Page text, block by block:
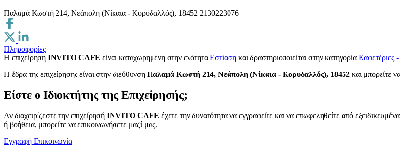
Παλαμά Κωστή 214, Νεάπολη (Νίκαια - Κορυδαλλός), 18452 2130223076
Πληροφορίες
Η επιχείρηση INVITO CAFE είναι καταχωρημένη στην ενότητα Εστίαση και δραστηριοποιείται στην κατηγορία Καφετέριες
H έδρα της επιχείρησης είναι στην διεύθυνση Παλαμά Κωστή 214, Νεάπολη (Νίκαια - Κορυδαλλός), 18452 και μπορείτε
Είστε ο Ιδιοκτήτης της Επιχείρησής;
Αν διαχειρίζεστε την επιχείρησή INVITO CAFE έχετε την δυνατότητα να εγγραφείτε και να επωφεληθείτε από
ή βοήθεια, μπορείτε να επικοινωνήσετε μαζί μας.
Εγγραφή Επικοινωνία